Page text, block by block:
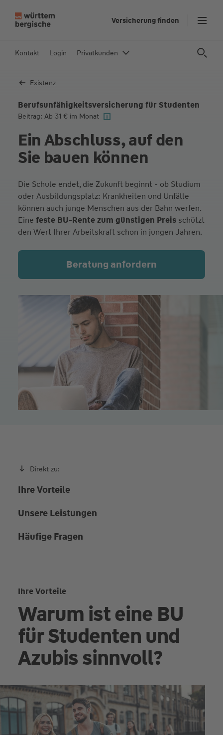
In
Versicherung finden
Kontakt Login Privatkunden
Existenz
Berufsunfähigkeits­versicherung für Studenten
Beitrag: Ab 31 € im Monat
Ein Abschluss, auf den
Sie bauen können
Die Schule endet, die Zukunft beginnt - ob Studium
oder Ausbildungsplatz: Krankheiten und Unfälle
können auch junge Menschen aus der Bahn werfen.
Eine feste BU-Rente zum günstigen Preisschützt
den Wert Ihrer Arbeitskraft schon in jungen Jahren.
Beratung anfordern
Direkt zu:
Ihre Vorteile
Unsere Leistungen
Häufige Fragen